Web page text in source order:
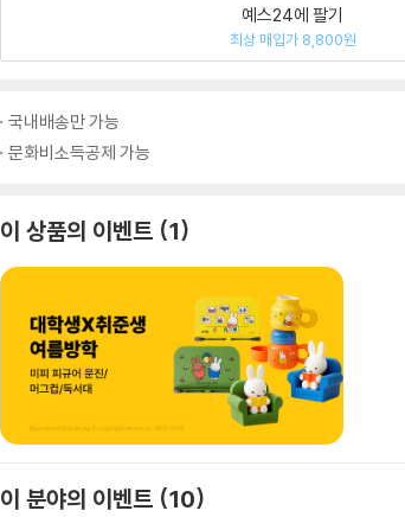
예스24에 팔기
최상 매입가 8,800원
국내배송만 가능
문화비소득공제 가능
이 상품의 이벤트 1
이 분야의 이벤트 10